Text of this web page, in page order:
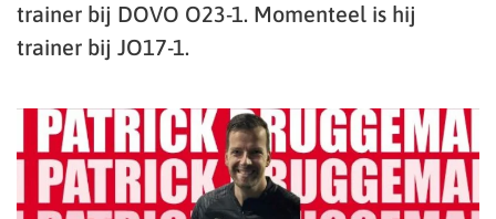
trainer bij DOVO O23-1. Momenteel is hij
trainer bij JO17-1.